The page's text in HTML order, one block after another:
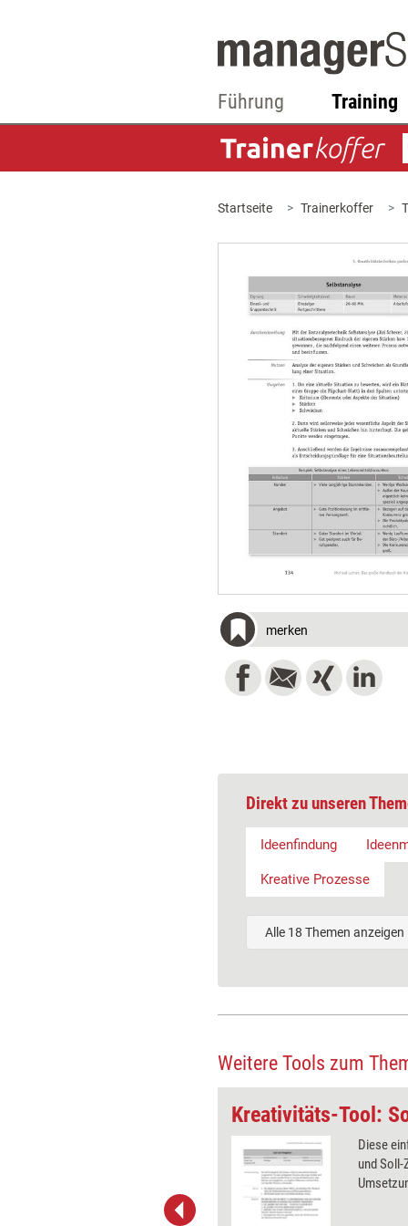
Führung Training
Startseite Trainerkoffer
merken
Direkt zu unseren
Ideenfindung
Kreative Prozesse
Alle 18 Themen anzeigen
Weitere Tools zum
Zusammenhänge zu
offenzulegen und zum
Kreativitäts-Tool:
Diese
und Soll-